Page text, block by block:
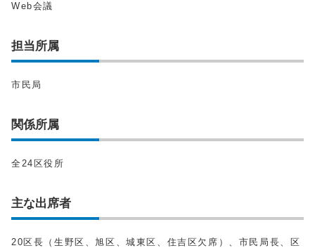
Web会議
担当所属
市民局
関係所属
全24区役所
主な出席者
20区長（生野区、旭区、城東区、住吉区欠席）、市民局長、区